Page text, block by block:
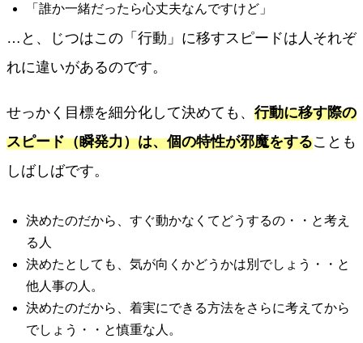
「誰か一緒だったら心丈夫なんですけど」
…と、じつはこの「行動」に移すスピードは人それぞ
れに違いがあるのです。
せっかく目標を細分化して決めても、 行動に移す際の
スピード（瞬発力）は、個の特性が邪魔をすることも
しばしばです。
決めたのだから、すぐ動かなくてどうするの・・と考え
る人
決めたとしても、気が向くかどうかは別でしょう・・と
他人事の人。
決めたのだから、着実にできる方法をさらに考えてから
でしょう・・と慎重な人。